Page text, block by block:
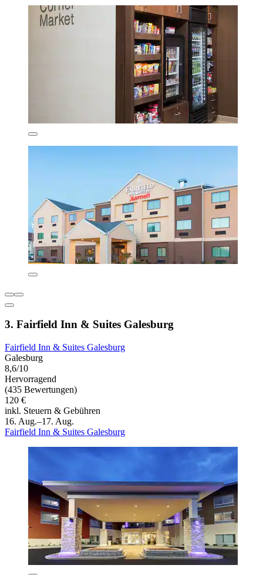
3. Fairfield Inn & Suites Galesburg
Fairfield Inn & Suites Galesburg
Galesburg
8,6/10
Hervorragend
(435 Bewertungen)
120 €
inkl. Steuern & Gebühren
16. Aug.–17. Aug.
Fairfield Inn & Suites Galesburg